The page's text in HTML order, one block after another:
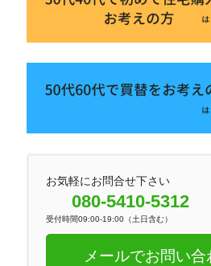
お気軽にお問合せ下さい
080-5410-5312
受付時間09:00-19:00（土日含む）
メールでお問い合